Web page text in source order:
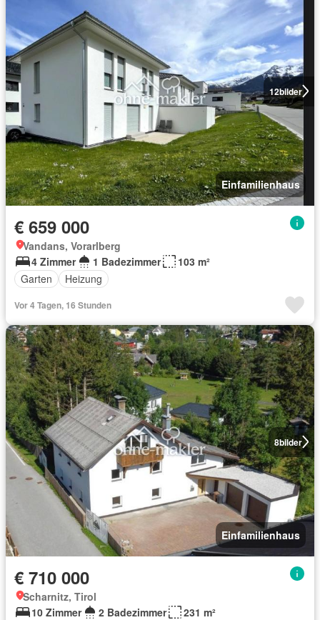
12bilder
Einfamilienhaus
€ 659 000
Vandans, Vorarlberg
4 Zimmer
1 Badezimmer
103 m²
Garten
Heizung
Vor 4 Tagen, 16 Stunden
8bilder
Einfamilienhaus
€ 710 000
Scharnitz, Tirol
10 Zimmer
2 Badezimmer 231 m²